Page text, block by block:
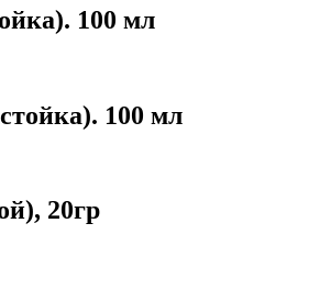
100 мл
100 мл
20гр